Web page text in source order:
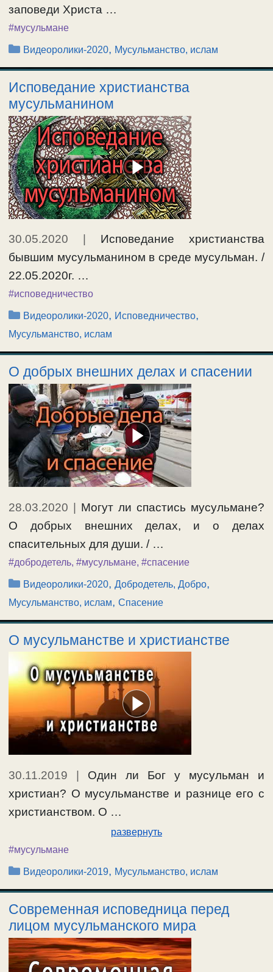
заповеди Христа …
#мусульмане
Рубрики
Видеоролики-2020, Мусульманство, ислам
Исповедание христианства
мусульманином
30.05.2020
Исповедание христианства
бывшим мусульманином в среде мусульман. /
22.05.2020г. …
#исповедничество
Рубрики
Видеоролики-2020, Исповедничество,
Мусульманство, ислам
О добрых внешних делах и спасении
28.03.2020 | Могут ли спастись мусульмане?
О добрых внешних делах, и о делах
спасительных для души. / …
#добродетель, #мусульмане, #спасение
Рубрики
Видеоролики-2020,Добродетель, Добро,
Мусульманство, ислам, Спасение
О мусульманстве и христианстве
30.11.2019 | Один ли Бог у мусульман и
христиан? О мусульманстве и разнице его с
христианством. О …
развернуть
#мусульмане
Рубрики
Видеоролики-2019, Мусульманство, ислам
Современная исповедница перед
лицом мусульманского мира